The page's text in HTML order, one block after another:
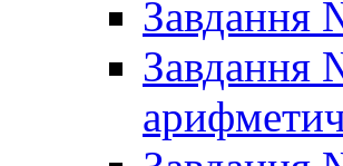
Завдання
Завдання